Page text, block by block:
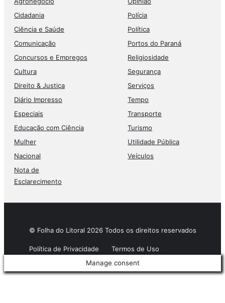
Cidadania
Ciência e Saúde
Comunicação
Concursos e Empregos
Cultura
Direito & Justiça
Diário Impresso
Especiais
Educação com Ciência
Mulher
Nacional
Nota de
Esclarecimento
Polícia
Política
Portos do Paraná
Religiosidade
Segurança
Serviços
Tempo
Transporte
Turismo
Utilidade Pública
Veículos
© Folha do Litoral 2026 Todos os direitos reservados
Política de Privacidade
Termos de Uso
Manage consent